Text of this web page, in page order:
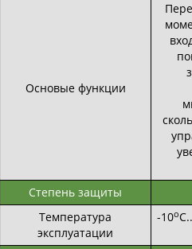
Основые функции
Степень защиты
Температура
эксплуатации
-10о